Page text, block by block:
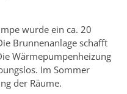
wurde ein ca. 20
Brunnenanlage schafft
Wärmepumpenheizung
Im Sommer
der Räume.